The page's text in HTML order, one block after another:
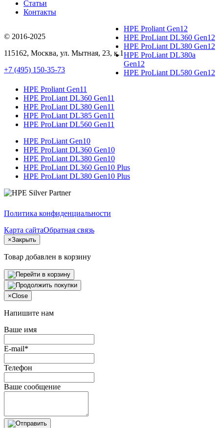
Статьи
Контакты
© 2016-2025
115162, Москва, ул. Мытная, 23, к.1
+7 (495) 150-35-73
HPE Proliant Gen12
HPE ProLiant DL360 Gen12
HPE ProLiant DL380 Gen12
HPE ProLiant DL380a
Gen12
HPE ProLiant DL580 Gen12
HPE Proliant Gen11
HPE ProLiant DL360 Gen11
HPE ProLiant DL380 Gen11
HPE ProLiant DL385 Gen11
HPE ProLiant DL560 Gen11
HPE ProLiant Gen10
HPE ProLiant DL360 Gen10
HPE ProLiant DL380 Gen10
HPE ProLiant DL360 Gen10 Plus
HPE ProLiant DL380 Gen10 Plus
Политика конфиденциальности
Карта сайтаОбратная связь
×Закрыть
Товар добавлен в корзину
×Close
Напишите нам
Ваше имя
E-mail*
Телефон
Ваше сообщение